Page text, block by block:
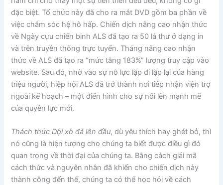
đặc biệt. Tổ chức này đã cho ra mắt DVD gồm ba phần về
việc chăm sóc hệ hô hấp. Chiến dịch nâng cao nhận thức
về Ngày cựu chiến binh ALS đã tạo ra 50 lá thư ở dạng in
và trên truyền thông trực tuyến. Tháng nâng cao nhận
thức về ALS đã tạo ra “mức tăng 183%” lượng truy cập vào
website. Sau đó, nhờ vào sự nỗ lực lặp đi lặp lại của hàng
triệu người, hiệp hội ALS đã trở thành nơi tiếp nhận viện trợ
ngoài kế hoạch – một điển hình cho sự nổi lên mạnh mẽ
của quyền lực mới.
Thách thức Dội xô đá lên đầu, dù yêu thích hay ghét bỏ, thì
nó cũng là hiện tượng cho chúng ta biết được điều gì đó
quan trọng về thời đại của chúng ta. Bằng cách giải mã
cách thức và nguyên nhân đã khiến cho chiến dịch này
thành công đến thế, chúng ta có thể học hỏi về cách